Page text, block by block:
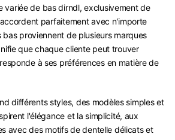
variée de bas dirndl, exclusivement de
parfaitement avec n'importe
bas proviennent de plusieurs marques
que chaque cliente peut trouver
à ses préférences en matière de
différents styles, des modèles simples et
l'élégance et la simplicité, aux
avec des motifs de dentelle délicats et